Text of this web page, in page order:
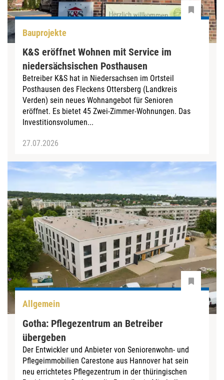
Bauprojekte
K&S eröffnet Wohnen mit Service im
niedersächsischen Posthausen
Betreiber K&S hat in Niedersachsen im Ortsteil
Posthausen des Fleckens Ottersberg (Landkreis
Verden) sein neues Wohnangebot für Senioren
eröffnet. Es bietet 45 Zwei-Zimmer-Wohnungen. Das
Investitionsvolumen...
27.07.2026
Allgemein
Gotha: Pflegezentrum an Betreiber
übergeben
Der Entwickler und Anbieter von Seniorenwohn- und
Pflegeimmobilien Carestone aus Hannover hat sein
neu errichtetes Pflegezentrum in der thüringischen